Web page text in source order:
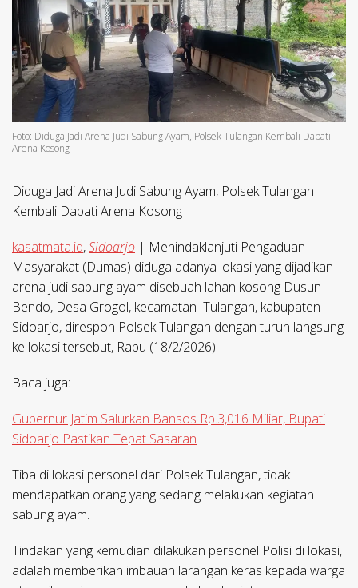
Foto: Diduga Jadi Arena Judi Sabung Ayam, Polsek Tulangan Kembali Dapati
Arena Kosong
Diduga Jadi Arena Judi Sabung Ayam, Polsek Tulangan
Kembali Dapati Arena Kosong
kasatmata.id,Sidoarjo | Menindaklanjuti Pengaduan
Masyarakat (Dumas) diduga adanya lokasi yang dijadikan
arena judi sabung ayam disebuah lahan kosong Dusun
Bendo, Desa Grogol, kecamatan Tulangan, kabupaten
Sidoarjo, direspon Polsek Tulangan dengan turun langsung
ke lokasi tersebut, Rabu (18/2/2026).
Baca juga:
Gubernur Jatim Salurkan Bansos Rp.3,016 Miliar, Bupati
Sidoarjo Pastikan Tepat Sasaran
Tiba di lokasi personel dari Polsek Tulangan, tidak
mendapatkan orang yang sedang melakukan kegiatan
sabung ayam.
Tindakan yang kemudian dilakukan personel Polisi di lokasi,
adalah memberikan imbauan larangan keras kepada warga